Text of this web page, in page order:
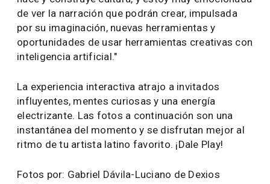
El Illuminarium en Las Vegas, con sus casi 30
proyectores de alta fidelidad, sus paredes altas y
pisos blancos, fue el lienzo perfecto para la
activación exclusiva de YouTube Music durante los
Latin Grammys: La nueva era del video musical.
YouTube es la única plataforma que permite a los
artistas y creadores encontrarse y conectar con
los fans en todo tipo de formatos y pantallas.
Desde experimentar con Shorts y conocer nuevas
espacios exclusivos para aprender sobre nuevas